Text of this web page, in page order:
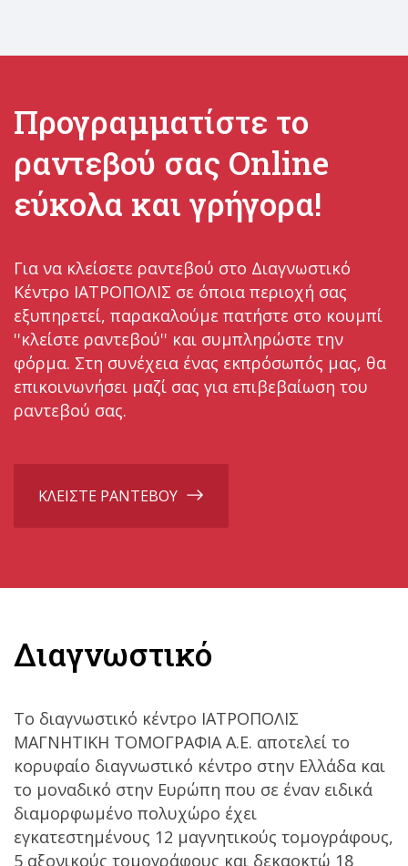
Προγραμματίστε το
ραντεβού σας Οnline
εύκολα και γρήγορα!
Για να κλείσετε ραντεβού στο Διαγνωστικό
Κέντρο ΙΑΤΡΟΠΟΛΙΣ σε όποια περιοχή σας
εξυπηρετεί, παρακαλούμε πατήστε στο κουμπί
''κλείστε ραντεβού'' και συμπληρώστε την
φόρμα. Στη συνέχεια ένας εκπρόσωπός μας, θα
επικοινωνήσει μαζί σας για επιβεβαίωση του
ραντεβού σας.
ΚΛΕΊΣΤΕ ΡΑΝΤΕΒΟΎ
Διαγνωστικό
Το διαγνωστικό κέντρο ΙΑΤΡΟΠΟΛΙΣ
ΜΑΓΝΗΤΙΚΗ ΤΟΜΟΓΡΑΦΙΑ Α.Ε. αποτελεί το
κορυφαίο διαγνωστικό κέντρο στην Ελλάδα και
το μοναδικό στην Ευρώπη που σε έναν ειδικά
διαμορφωμένο πολυχώρο έχει
εγκατεστημένους 12 μαγνητικούς τομογράφους,
5 αξονικούς τομογράφους και δεκαοκτώ 18